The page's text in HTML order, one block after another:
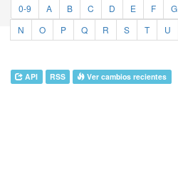
0-9 A B C D E F G
N
O P Q R S T U
API RSS Ver cambios recientes